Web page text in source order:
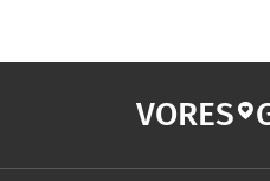
VORES